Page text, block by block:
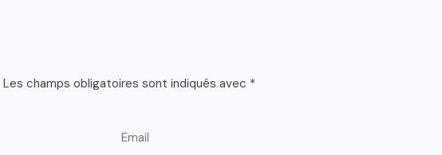
Les champs obligatoires sont indiqués avec *